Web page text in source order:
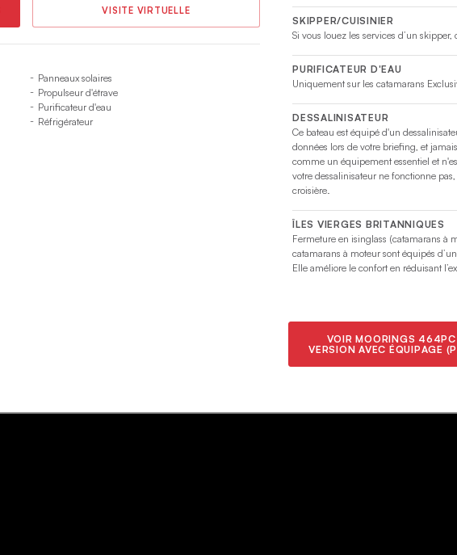
VISITE VIRTUELLE
Panneaux solaires
Propulseur d'étrave
Purificateur d'eau
Réfrigérateur
SKIPPER/CUISINIER
Si vous louez les services d’un
PURIFICATEUR D'EAU
Uniquement sur les catamarans
DESSALINISATEUR
Ce bateau est équipé d'un
données lors de votre briefing, et
comme un équipement essentiel et
votre dessalinisateur ne fonctionne
croisière.
ÎLES VIERGES BRITANNIQUES
Fermeture en isinglass (catamarans à
catamarans à moteur sont équipés
Elle améliore le confort en réduisant
VOIR MOORINGS 464PC
VERSION AVEC ÉQUIPAGE